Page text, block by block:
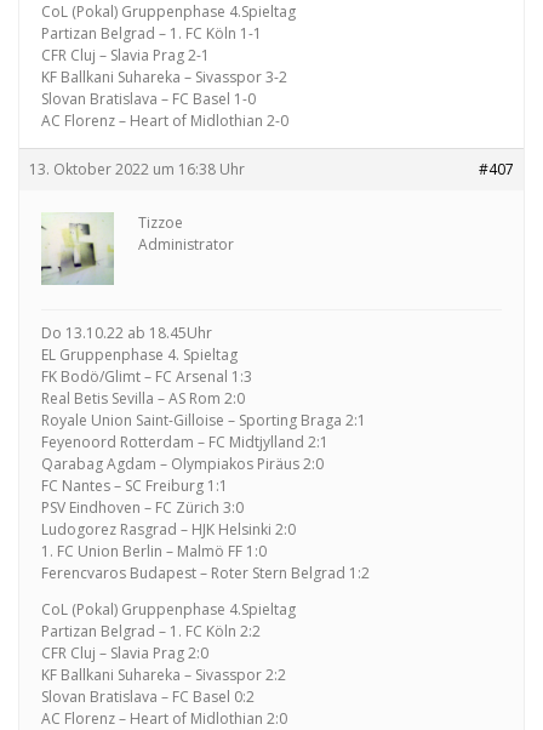
CoL (Pokal) Gruppenphase 4.Spieltag
Partizan Belgrad – 1. FC Köln 1-1
CFR Cluj – Slavia Prag 2-1
KF Ballkani Suhareka – Sivasspor 3-2
Slovan Bratislava – FC Basel 1-0
AC Florenz – Heart of Midlothian 2-0
13. Oktober 2022 um 16:38 Uhr #407
Tizzoe
Administrator
Do 13.10.22 ab 18.45Uhr
EL Gruppenphase 4. Spieltag
FK Bodö/Glimt – FC Arsenal 1:3
Real Betis Sevilla – AS Rom 2:0
Royale Union Saint-Gilloise – Sporting Braga 2:1
Feyenoord Rotterdam – FC Midtjylland 2:1
Qarabag Agdam – Olympiakos Piräus 2:0
FC Nantes – SC Freiburg 1:1
PSV Eindhoven – FC Zürich 3:0
Ludogorez Rasgrad – HJK Helsinki 2:0
1. FC Union Berlin – Malmö FF 1:0
Ferencvaros Budapest – Roter Stern Belgrad 1:2
CoL (Pokal) Gruppenphase 4.Spieltag
Partizan Belgrad – 1. FC Köln 2:2
CFR Cluj – Slavia Prag 2:0
KF Ballkani Suhareka – Sivasspor 2:2
Slovan Bratislava – FC Basel 0:2
AC Florenz – Heart of Midlothian 2:0